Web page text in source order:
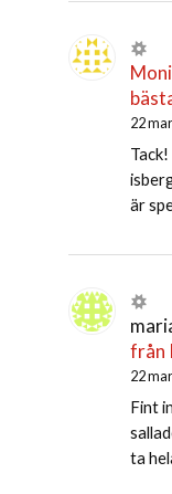
22
är
från
22
Fint
ta